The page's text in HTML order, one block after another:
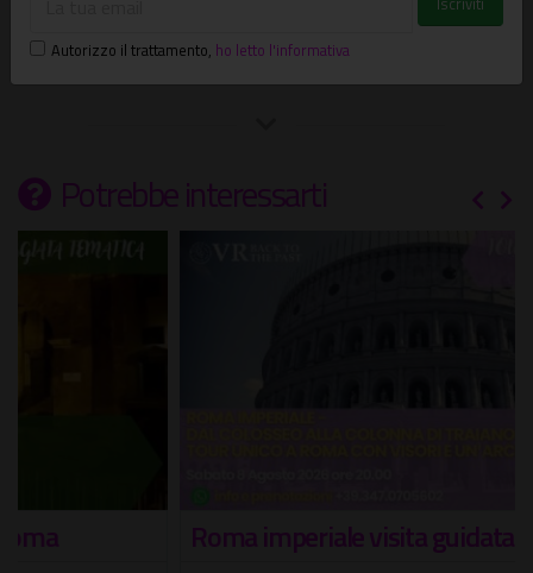
Potrebbe interessarti
Roma imperiale visita guidata con visori VR
Autorizzo il trattamento, ho letto l'informativa